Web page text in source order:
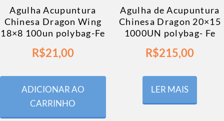
Agulha Acupuntura
Chinesa Dragon Wing
18×8 100un polybag-Fe
R$21,00
ADICIONAR AO
CARRINHO
Agulha de Acupuntura
Chinesa Dragon 20×15
1000UN polybag- Fe
R$215,00
LER MAIS